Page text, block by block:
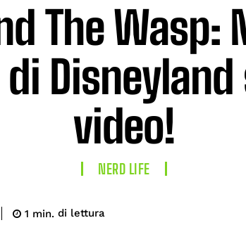
The Wasp:
video!
NERD LIFE
1 min. di lettura